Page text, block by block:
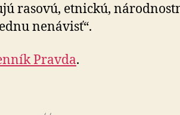
rasovú, etnickú,
nenávisť“.
Pravda.